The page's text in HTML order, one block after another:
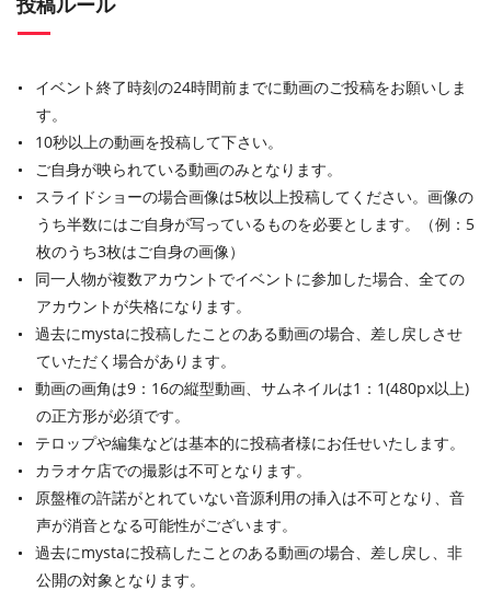
イベント終了時刻の24時間前までに動画のご投稿をお願いしま
す。
10秒以上の動画を投稿して下さい。
ご自身が映られている動画のみとなります。
スライドショーの場合画像は5枚以上投稿してください。画像の
うち半数にはご自身が写っているものを必要とします。（例：5
枚のうち3枚はご自身の画像）
同一人物が複数アカウントでイベントに参加した場合、全ての
アカウントが失格になります。
過去にmystaに投稿したことのある動画の場合、差し戻しさせ
ていただく場合があります。
動画の画角は9：16の縦型動画、サムネイルは1：1(480px以上)
の正方形が必須です。
テロップや編集などは基本的に投稿者様にお任せいたします。
カラオケ店での撮影は不可となります。
原盤権の許諾がとれていない音源利用の挿入は不可となり、音
声が消音となる可能性がございます。
過去にmystaに投稿したことのある動画の場合、差し戻し、非
公開の対象となります。